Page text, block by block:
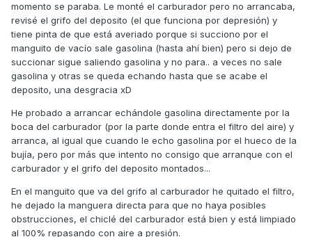
momento se paraba. Le monté el carburador pero no arrancaba,
revisé el grifo del deposito (el que funciona por depresión) y
tiene pinta de que está averiado porque si succiono por el
manguito de vacío sale gasolina (hasta ahí bien) pero si dejo de
succionar sigue saliendo gasolina y no para.. a veces no sale
gasolina y otras se queda echando hasta que se acabe el
deposito, una desgracia xD
He probado a arrancar echándole gasolina directamente por la
boca del carburador (por la parte donde entra el filtro del aire) y
arranca, al igual que cuando le echo gasolina por el hueco de la
bujía, pero por más que intento no consigo que arranque con el
carburador y el grifo del deposito montados...
En el manguito que va del grifo al carburador he quitado el filtro,
he dejado la manguera directa para que no haya posibles
obstrucciones, el chiclé del carburador está bien y está limpiado
al 100% repasando con aire a presión.